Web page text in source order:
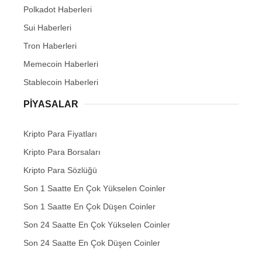
Polkadot Haberleri
Sui Haberleri
Tron Haberleri
Memecoin Haberleri
Stablecoin Haberleri
PIYASALAR
Kripto Para Fiyatları
Kripto Para Borsaları
Kripto Para Sözlüğü
Son 1 Saatte En Çok Yükselen Coinler
Son 1 Saatte En Çok Düşen Coinler
Son 24 Saatte En Çok Yükselen Coinler
Son 24 Saatte En Çok Düşen Coinler